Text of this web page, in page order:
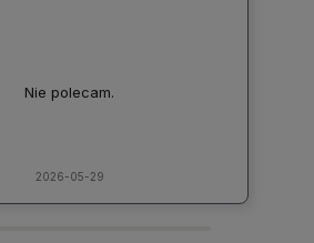
Nie polecam.
2026-05-29